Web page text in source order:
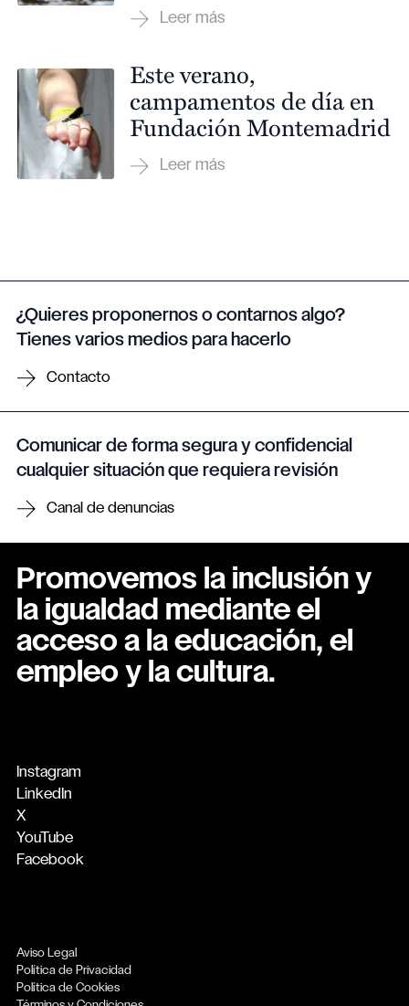
Este verano,
campamentos de día en
Fundación Montemadrid
¿Quieres proponernos o contarnos algo?
Tienes varios medios para hacerlo
Contacto
Comunicar de forma segura y confidencial
cualquier situación que requiera revisión
Canal de denuncias
Promovemos la inclusión y
la igualdad mediante el
acceso a la educación, el
empleo y la cultura.
Instagram
LinkedIn
X
YouTube
Facebook
Aviso Legal
Política de Privacidad
Política de Cookies